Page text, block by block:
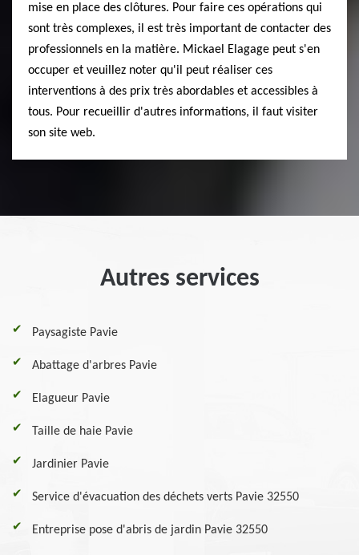
mise en place des clôtures. Pour faire ces opérations qui
sont très complexes, il est très important de contacter des
professionnels en la matière. Mickael Elagage peut s'en
occuper et veuillez noter qu'il peut réaliser ces
interventions à des prix très abordables et accessibles à
tous. Pour recueillir d'autres informations, il faut visiter
son site web.
Autres services
Paysagiste Pavie
Abattage d'arbres Pavie
Elagueur Pavie
Taille de haie Pavie
Jardinier Pavie
Service d'évacuation des déchets verts Pavie 32550
Entreprise pose d'abris de jardin Pavie 32550